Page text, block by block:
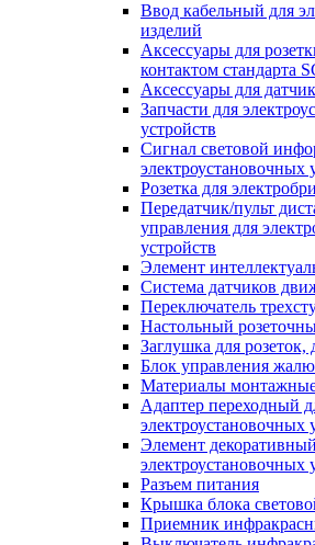
Ввод кабельный для
изделий
Аксессуары для
контактом стандарта
Аксессуары для
Запчасти для
устройств
Сигнал световой
электроустановочных
Розетка для
Передатчик/пульт
управления для
устройств
Элемент
Система датчиков
Переключатель
Настольный
Заглушка для розеток,
Блок управления
Материалы
Адаптер переходный
электроустановочных
Элемент
электроустановочных
Разъем питания
Крышка блока
Приемник